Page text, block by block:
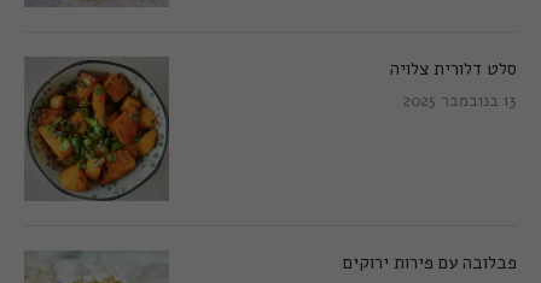
סלט דלורית צלויה
13 בנובמבר 2025
פבלובה עם פירות ירוקים